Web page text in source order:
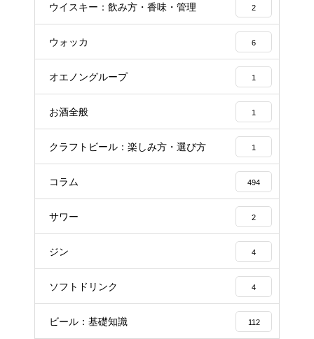
ウイスキー：飲み方・香味・管理 2
ウォッカ 6
オエノングループ 1
お酒全般 1
クラフトビール：楽しみ方・選び方 1
コラム 494
サワー 2
ジン 4
ソフトドリンク 4
ビール：基礎知識 112